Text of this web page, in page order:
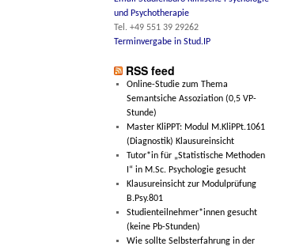
und Psychotherapie
Tel. +49 551 39 29262
Terminvergabe in Stud.IP
RSS feed
Online-Studie zum Thema
Semantsiche Assoziation (0,5 VP-
Stunde)
Master KliPPT: Modul M.KliPPt.1061
(Diagnostik) Klausureinsicht
Tutor*in für „Statistische Methoden
I“ in M.Sc. Psychologie gesucht
Klausureinsicht zur Modulprüfung
B.Psy.801
Studienteilnehmer*innen gesucht
(keine Pb-Stunden)
Wie sollte Selbsterfahrung in der